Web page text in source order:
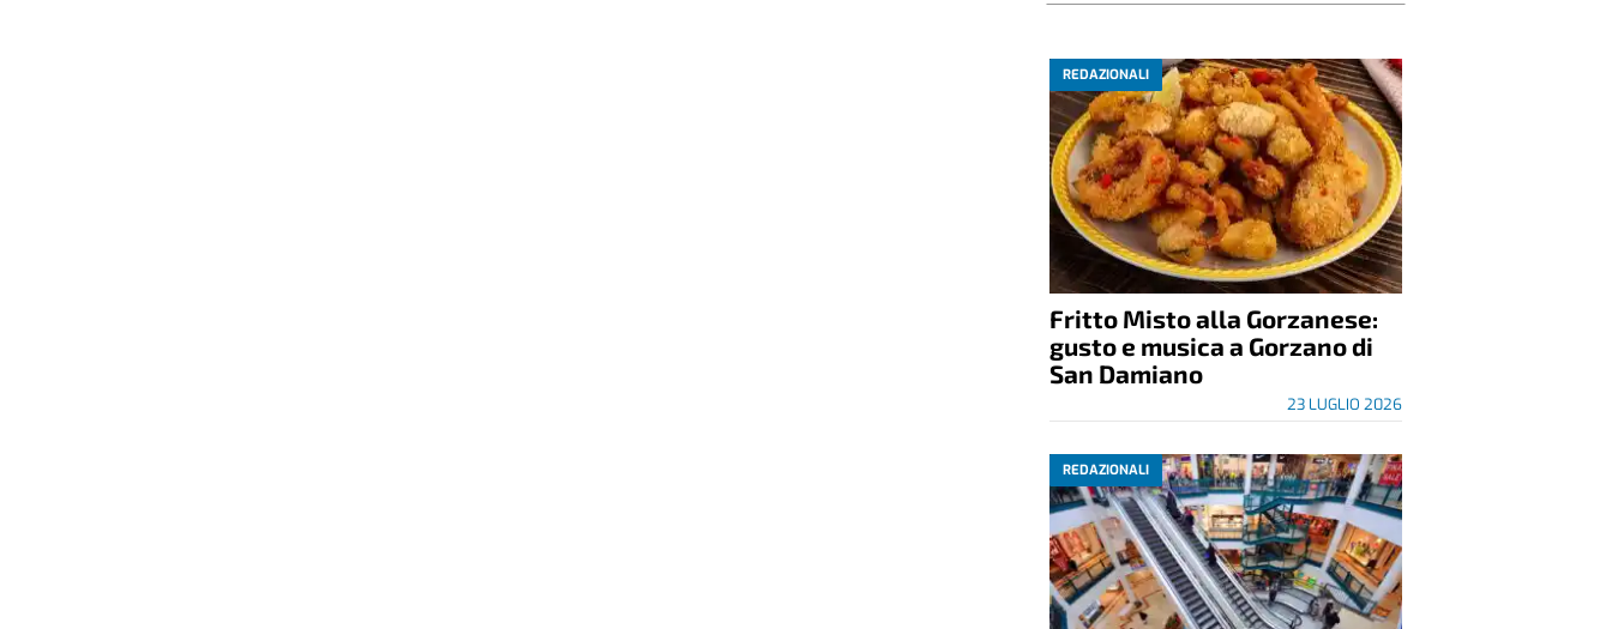
REDAZIONALI
Fritto Misto alla Gorzanese:
gusto e musica a Gorzano di
San Damiano
23 LUGLIO 2026
REDAZIONALI